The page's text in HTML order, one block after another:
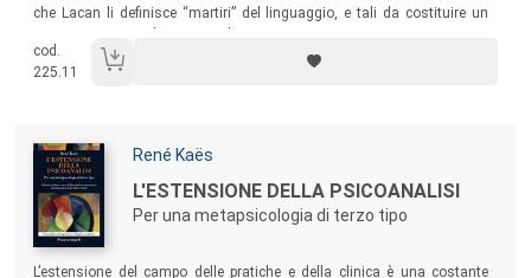
che Lacan li definisce “martiri” del linguaggio, e tali da costituire un
cod.
225.11
Autori:
René Kaës
Titolo:
L'ESTENSIONE DELLA PSICOANALISI
Per una metapsicologia di terzo tipo
Sommario:
L’estensione del campo delle pratiche e della clinica è una costante